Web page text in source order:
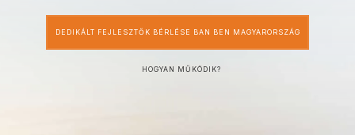
DEDIKÁLT FEJLESZTŐK BÉRLÉSE BAN BEN MAGYARORSZÁG
HOGYAN MŰKÖDIK?